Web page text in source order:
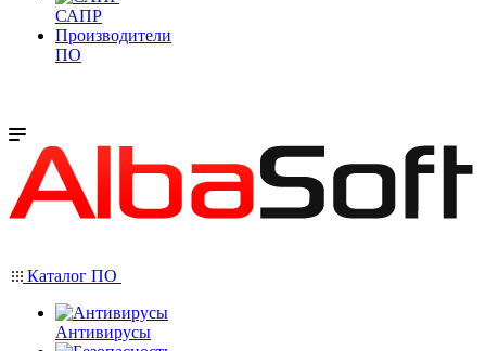
САПР
Производители
ПО
Каталог ПО
Антивирусы